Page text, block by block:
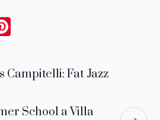
Campitelli: Fat Jazz
School a Villa